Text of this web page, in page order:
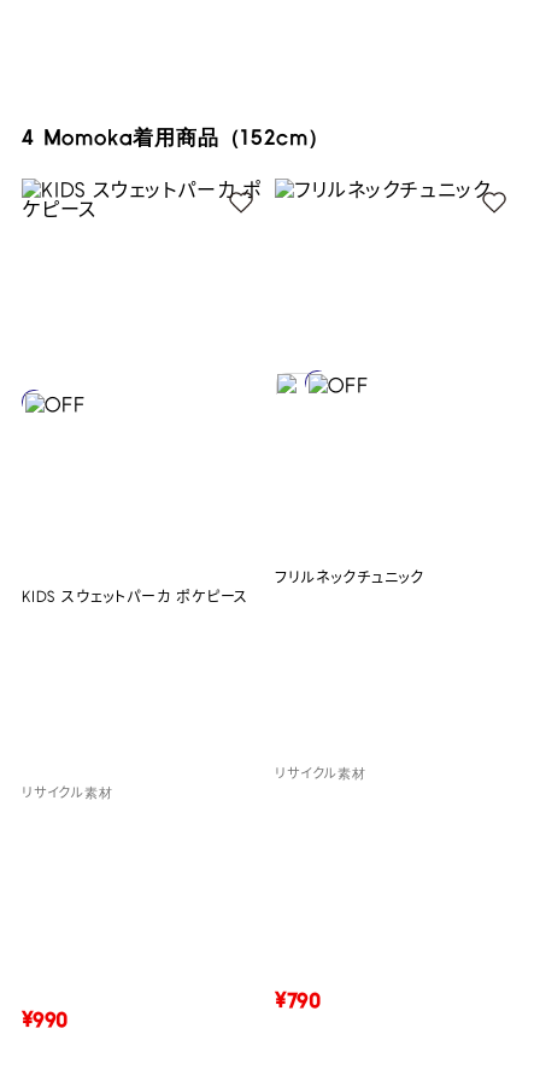
4 Momoka着用商品（152cm）
KIDS スウェットパーカ ポケピース
リサイクル素材
¥990
フリルネックチュニック
リサイクル素材
¥790